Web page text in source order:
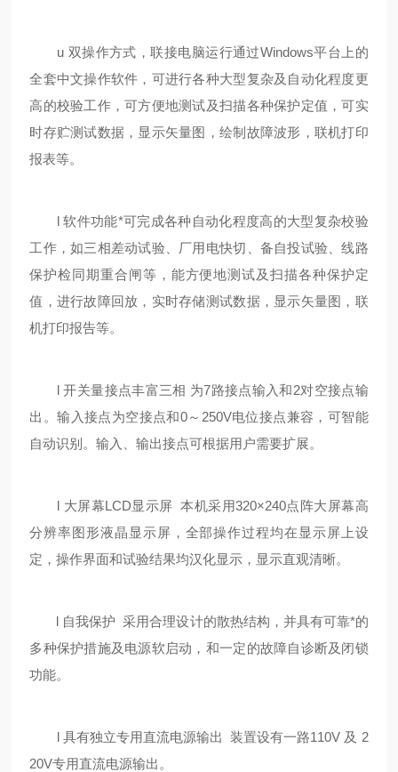
u 双操作方式，联接电脑运行通过Windows平台上的
全套中文操作软件，可进行各种大型复杂及自动化程度更
高的校验工作，可方便地测试及扫描各种保护定值，可实
时存贮测试数据，显示矢量图，绘制故障波形，联机打印
报表等。
l 软件功能*可完成各种自动化程度高的大型复杂校验
工作，如三相差动试验、厂用电快切、备自投试验、线路
保护检同期重合闸等，能方便地测试及扫描各种保护定
值，进行故障回放，实时存储测试数据，显示矢量图，联
机打印报告等。
l 开关量接点丰富三相 为7路接点输入和2对空接点输
出。输入接点为空接点和0～250V电位接点兼容，可智能
自动识别。输入、输出接点可根据用户需要扩展。
l 大屏幕LCD显示屏 本机采用320×240点阵大屏幕高
分辨率图形液晶显示屏，全部操作过程均在显示屏上设
定，操作界面和试验结果均汉化显示，显示直观清晰。
l 自我保护 采用合理设计的散热结构，并具有可靠*的
多种保护措施及电源软启动，和一定的故障自诊断及闭锁
功能。
l 具有独立专用直流电源输出 装置设有一路110V 及 2
20V专用直流电源输出。